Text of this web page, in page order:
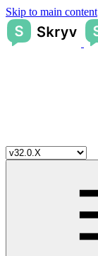
Skip to main content